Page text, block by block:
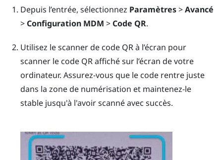
Depuis l’entrée, sélectionnez Paramètres>Avancé
> Configuration MDM > Code QR.
Utilisez le scanner de code QR à l’écran pour
scanner le code QR affiché sur l’écran de votre
ordinateur. Assurez-vous que le code rentre juste
dans la zone de numérisation et maintenez-le
stable jusqu'à l'avoir scanné avec succès.